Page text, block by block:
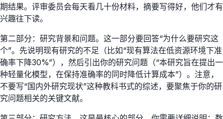
期结果。评审委员会每天看几十份材料，摘要写得好，他们才有
兴趣往下读。
第二部分：研究背景和问题。这一部分要回答“为什么要研究这
个”。先说明现有研究的不足（比如“现有算法在低资源环境下准
确率下降30%”），然后引出你的研究问题（“本研究旨在提出一
种轻量化模型，在保持准确率的同时降低计算成本”）。注意，
不要写“国内外研究现状”这种教科书式的综述，要聚焦于你的研
究问题相关的关键文献。